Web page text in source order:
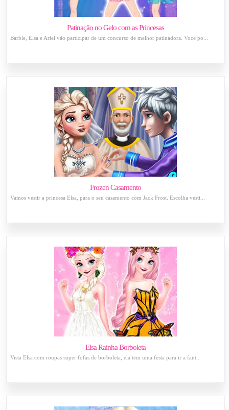
Patinação no Gelo com as Princesas
Barbie, Elsa e Ariel vão participar de um concurso de melhor patinadora. Você po...
Frozen Casamento
Vamos vestir a princesa Elsa, para o seu casamento com Jack Frost. Escolha vesti...
Elsa Rainha Borboleta
Vista Elsa com roupas super fofas de borboleta, ela tem uma festa para ir a fant...